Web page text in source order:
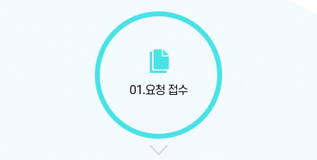
01.요청 접수